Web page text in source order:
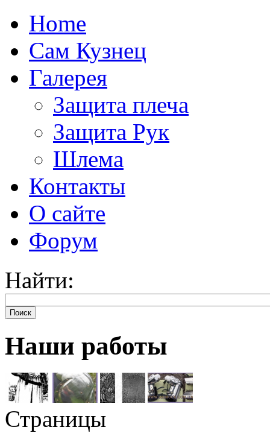
Home
Сам Кузнец
Галерея
Защита плеча
Защита Рук
Шлема
Контакты
О сайте
Форум
Найти:
Поиск
Наши работы
Страницы